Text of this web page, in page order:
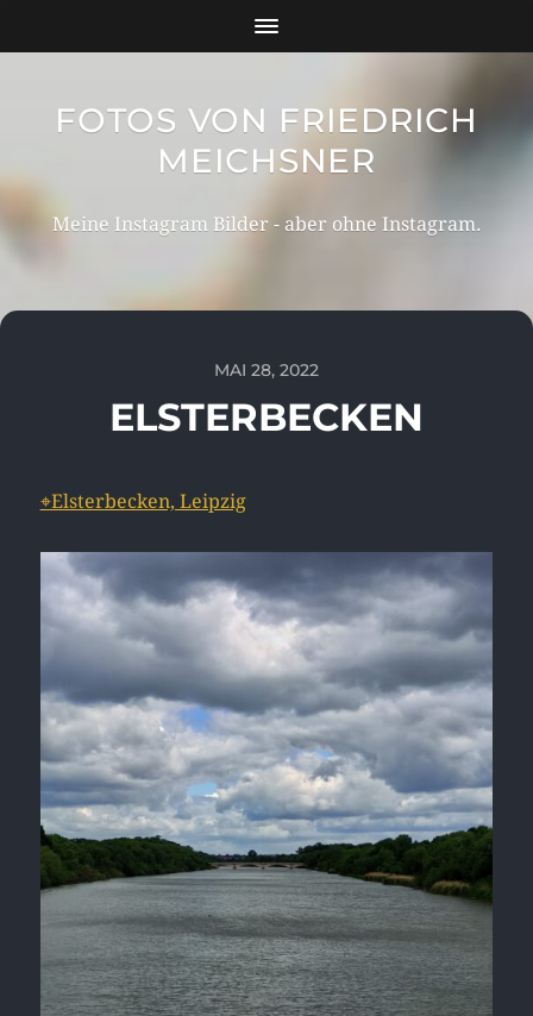
FOTOS VON FRIEDRICH
MEICHSNER
Meine Instagram Bilder - aber ohne Instagram.
MAI 28, 2022
ELSTERBECKEN
⌖Elsterbecken, Leipzig